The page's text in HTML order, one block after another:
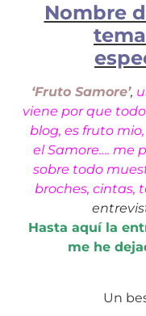
Nombre
‘Fruto Samore’,
viene por que
blog, es fruto
el Samore…. me
sobre todo
broches, cintas,
Hasta aquí la
me he
Un